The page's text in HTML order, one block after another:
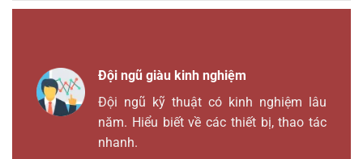
Đội ngũ giàu kinh nghiệm
Đội ngũ kỹ thuật có kinh nghiệm lâu
năm. Hiểu biết về các thiết bị, thao tác
nhanh.